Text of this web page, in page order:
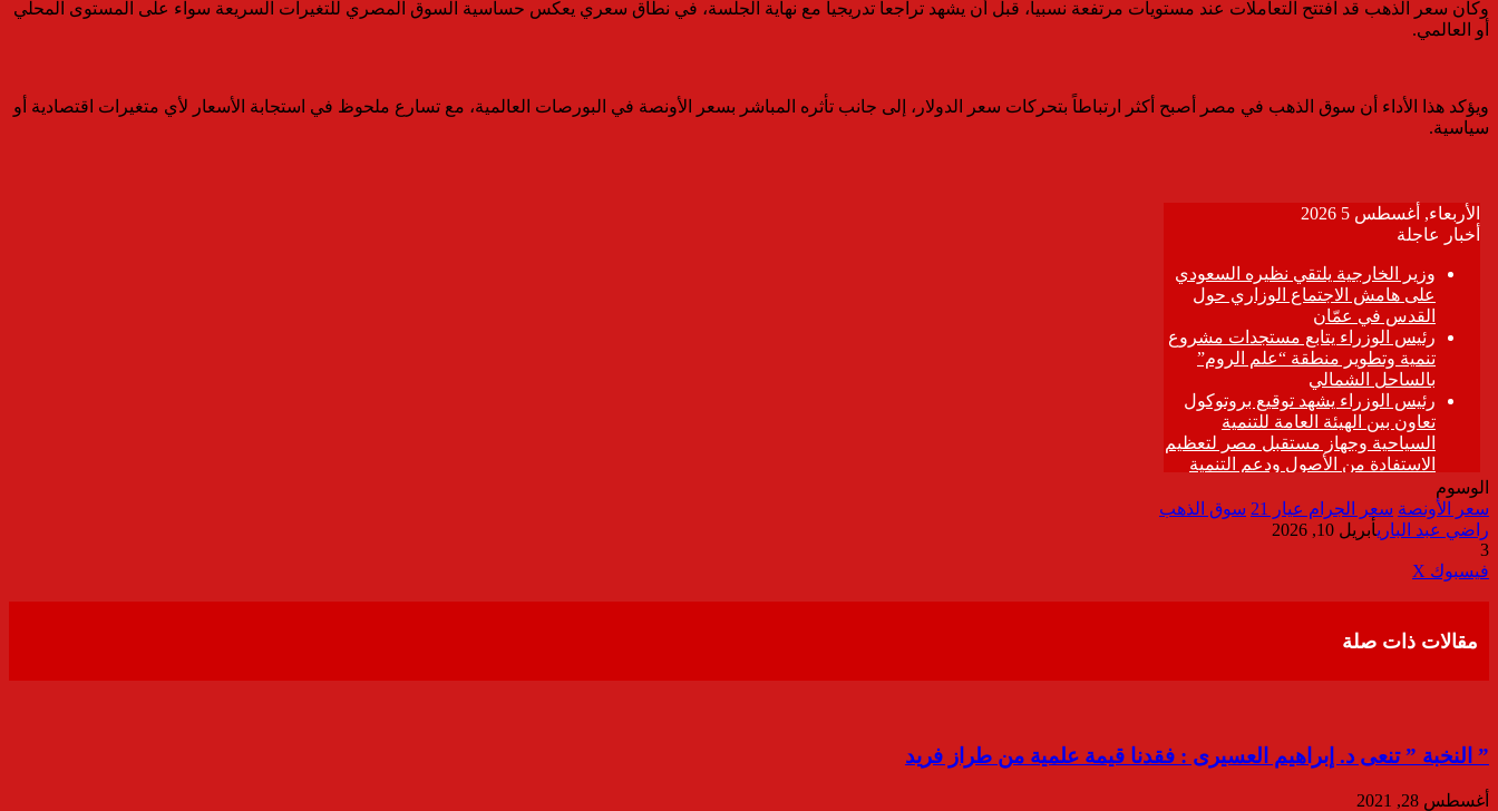
وكان سعر الذهب قد افتتح التعاملات عند مستويات مرتفعة نسبياً، قبل أن يشهد تراجعاً تدريجياً مع نهاية الجلسة، في نطاق سعري يعكس حساسية السوق المصري للتغيرات السريعة سواء على المستوى المحلي
أو العالمي.
ويؤكد هذا الأداء أن سوق الذهب في مصر أصبح أكثر ارتباطاً بتحركات سعر الدولار، إلى جانب تأثره المباشر بسعر الأونصة في البورصات العالمية، مع تسارع ملحوظ في استجابة الأسعار لأي متغيرات اقتصادية أو
سياسية.
الوسوم
سعر الأونصة سعر الجرام عيار 21
سوق الذهب
راضي عبد الباريأبريل 10, 2026
3
فيسبوك ‫X
مقالات ذات صلة
” النخبة ” تنعى د. إبراهيم العسيرى : فقدنا قيمة علمية من طراز فريد
أغسطس 28, 2021